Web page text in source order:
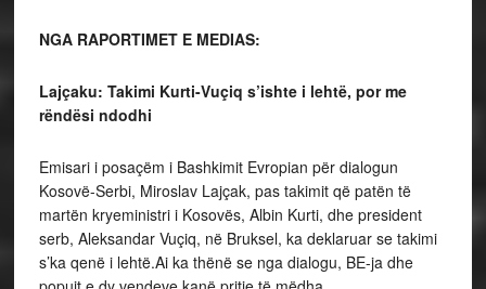
NGA RAPORTIMET E MEDIAS:
Lajçaku: Takimi Kurti-Vuçiq s’ishte i lehtë, por me
rëndësi ndodhi
Emisari i posaçëm i Bashkimit Evropian për dialogun
Kosovë-Serbi, Miroslav Lajçak, pas takimit që patën të
martën kryeministri i Kosovës, Albin Kurti, dhe president
serb, Aleksandar Vuçiq, në Bruksel, ka deklaruar se takimi
s’ka qenë i lehtë.Ai ka thënë se nga dialogu, BE-ja dhe